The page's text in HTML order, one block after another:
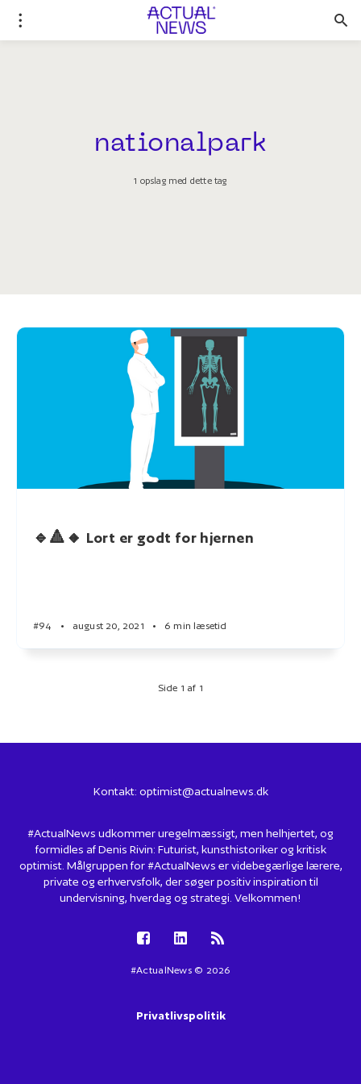
nationalpark
1 opslag med dette tag
🔹🔺🔸 Lort er godt for hjernen
#94 • august 20, 2021 • 6 min læsetid
Side 1 af 1
Kontakt: optimist@actualnews.dk
#ActualNews udkommer uregelmæssigt, men helhjertet, og
formidles af Denis Rivin: Futurist, kunsthistoriker og kritisk
optimist. Målgruppen for #ActualNews er videbegærlige lærere,
private og erhvervsfolk, der søger positiv inspiration til
undervisning, hverdag og strategi. Velkommen!
#ActualNews © 2026
Privatlivspolitik